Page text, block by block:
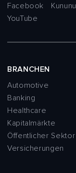
Facebook
Kununu
YouTube
BRANCHEN
Automotive
Banking
Healthcare
Kapitalmärkte
Öffentlicher Sektor
Versicherungen